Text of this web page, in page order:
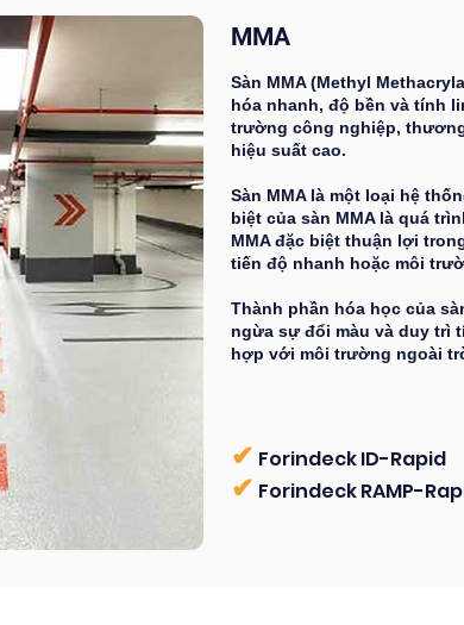
MMA
Sàn MMA (Methyl
hóa nhanh, độ bền và tính
trường công nghiệp,
hiệu suất cao.
Sàn MMA là một loại hệ
biệt của sàn MMA là quá
MMA đặc biệt thuận lợi
tiến độ nhanh hoặc môi
Thành phần hóa học của
ngừa sự đổi màu và duy trì
hợp với môi trường ngoài
✔ Forindeck ID-Rapid
✔ Forindeck RAMP-Ra